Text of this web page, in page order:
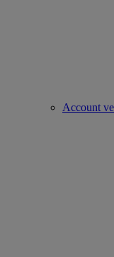
Account